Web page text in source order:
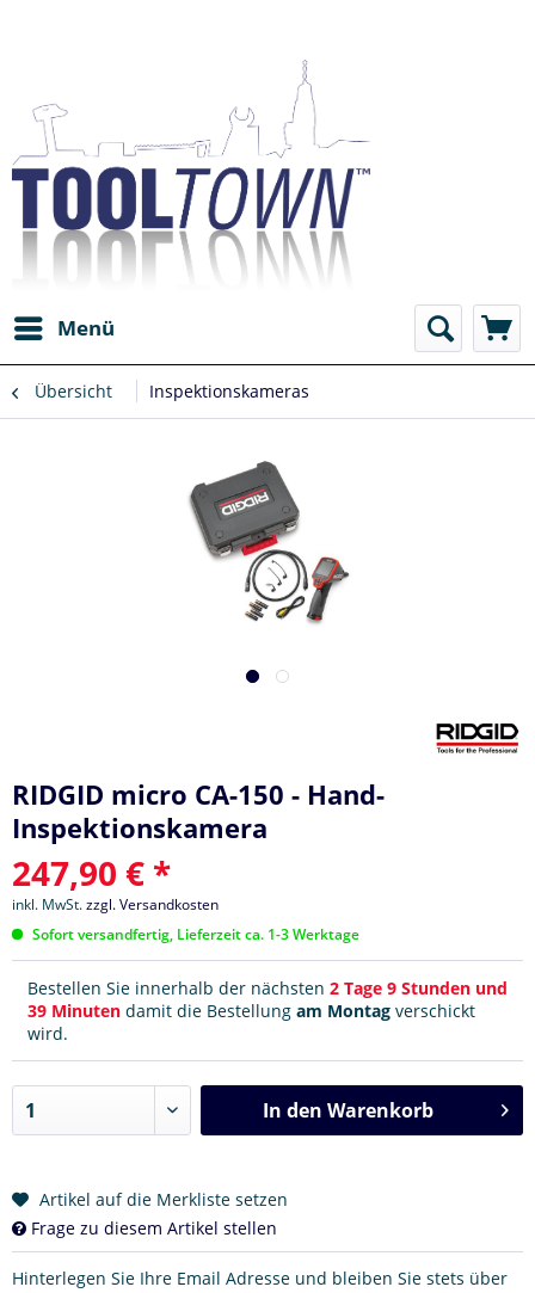
Menü
Übersicht Inspektionskameras
RIDGID micro CA-150 - Hand-
Inspektionskamera
247,90 € *
inkl. MwSt.zzgl. Versandkosten
Sofort versandfertig, Lieferzeit ca. 1-3 Werktage
Bestellen Sie innerhalb der nächsten 2 Tage 9 Stunden und
39 Minuten damit die Bestellung am Montag verschickt
wird.
In den Warenkorb
Artikel auf die Merkliste setzen
Frage zu diesem Artikel stellen
Hinterlegen Sie Ihre Email Adresse und bleiben Sie stets über